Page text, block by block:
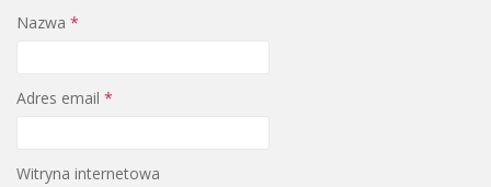
Nazwa *
Adres email *
Witryna internetowa